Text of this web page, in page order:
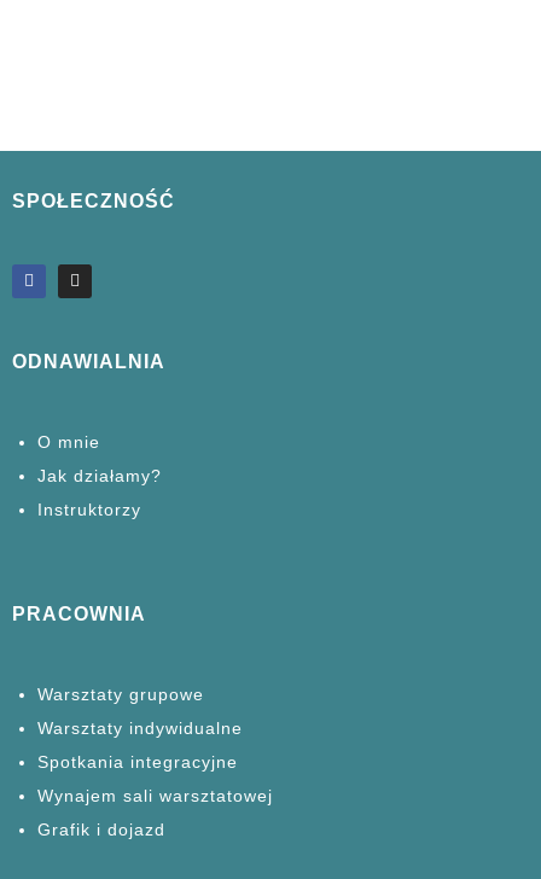
SPOŁECZNOŚĆ
ODNAWIALNIA
O mnie
Jak działamy?
Instruktorzy
PRACOWNIA
Warsztaty grupowe
Warsztaty indywidualne
Spotkania integracyjne
Wynajem sali warsztatowej
Grafik i dojazd